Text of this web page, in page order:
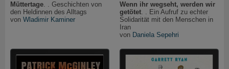
Müttertage. . Geschichten von
den Heldinnen des Alltags
von Wladimir Kaminer
Wenn ihr wegseht, werden wir
getötet. . Ein Aufruf zu echter
Solidarität mit den Menschen in
Iran
von Daniela Sepehri